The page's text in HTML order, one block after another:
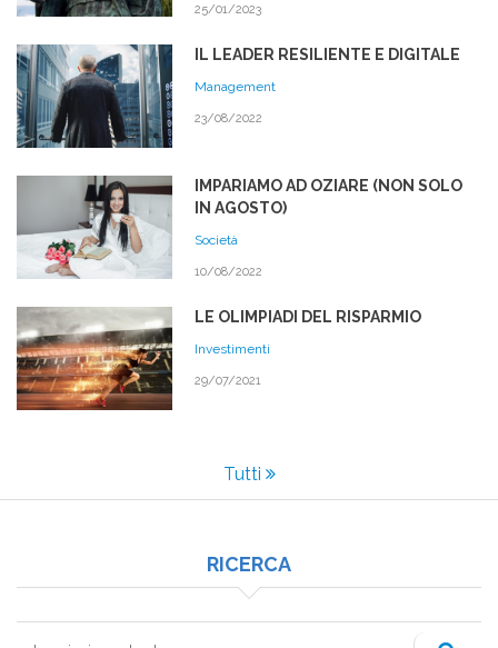
25/01/2023
IL LEADER RESILIENTE E DIGITALE
Management
23/08/2022
IMPARIAMO AD OZIARE (NON SOLO
IN AGOSTO)
Società
10/08/2022
LE OLIMPIADI DEL RISPARMIO
Investimenti
29/07/2021
Tutti
RICERCA